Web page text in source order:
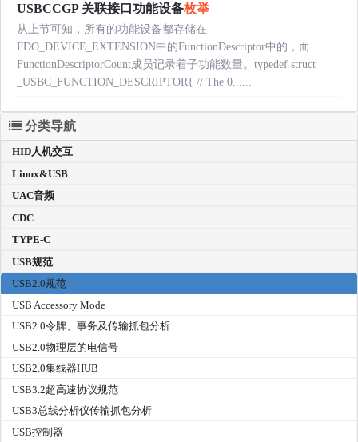
USBCCGP 关联接口功能设备枚举
从上节可知，所有的功能设备都存储在
FDO_DEVICE_EXTENSION中的FunctionDescriptor中的，而
FunctionDescriptorCount成员记录着子功能数量。typedef struct
_USBC_FUNCTION_DESCRIPTOR{ // The 0......
分类导航
HID人机交互
Linux&USB
UAC音频
CDC
TYPE-C
USB规范
USB2.0规范
USB Accessory Mode
USB2.0令牌、事务及传输抓包分析
USB2.0物理层的电信号
USB2.0集线器HUB
USB3.2超高速协议规范
USB3总线分析仪传输抓包分析
USB控制器